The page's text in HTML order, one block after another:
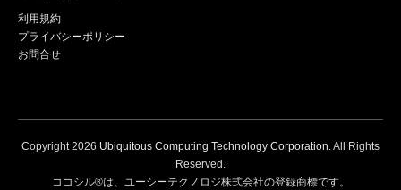
利用規約
プライバシーポリシー
お問合せ
Copyright2026 Ubiquitous Computing Technology Corporation. All Rights
Reserved.
ココシル®は、ユーシーテクノロジ株式会社の登録商標です。